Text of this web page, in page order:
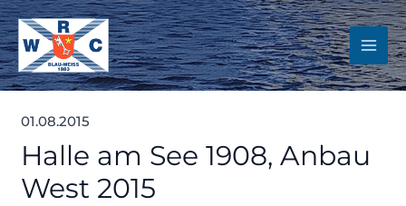
Zum
Inhalt
springen
01.08.2015
Halle am See 1908, Anbau
West 2015